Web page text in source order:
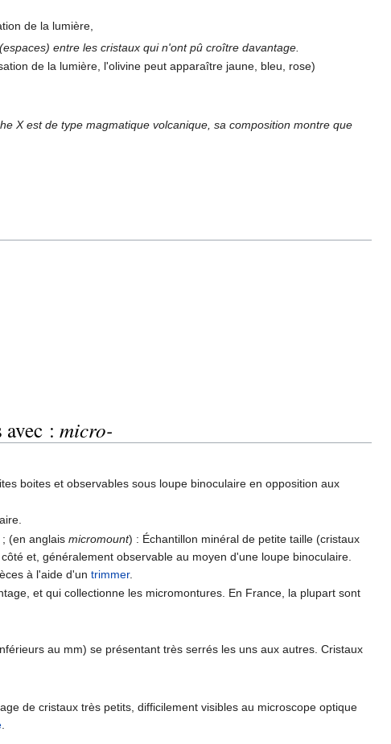
de la lumière,
entre les cristaux qui n'ont pû croître davantage.
de la lumière, l'olivine peut apparaître jaune, bleu, rose)
X est de type magmatique volcanique, sa composition montre que
: micro-
boites et observables sous loupe binoculaire en opposition aux
; (en anglaismicromount) : Échantillon minéral de petite taille (cristaux
et, généralement observable au moyen d'une loupe binoculaire.
à l'aide d'untrimmer.
et qui collectionne les micromontures. En France, la plupart sont
au mm) se présentant très serrés les uns aux autres. Cristaux
de cristaux très petits, difficilement visibles au microscope optique